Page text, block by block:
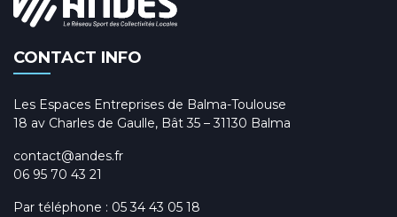
CONTACT INFO
Les Espaces Entreprises de Balma-Toulouse
18 av Charles de Gaulle, Bât 35 – 31130 Balma
contact@andes.fr
06 95 70 43 21
Par téléphone : 05 34 43 05 18